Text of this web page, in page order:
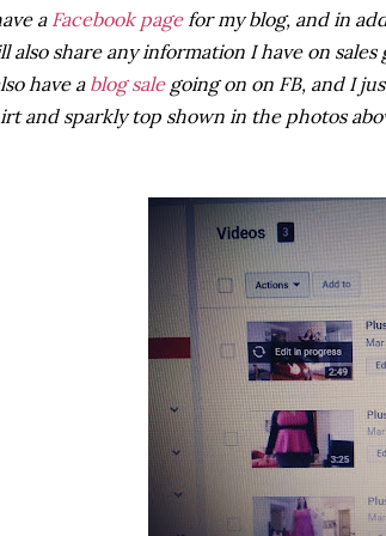
aFacebook pagefor my blog, and in
also share any information I have on
have ablog salegoing on on FB, and I
and sparkly top shown in the photos